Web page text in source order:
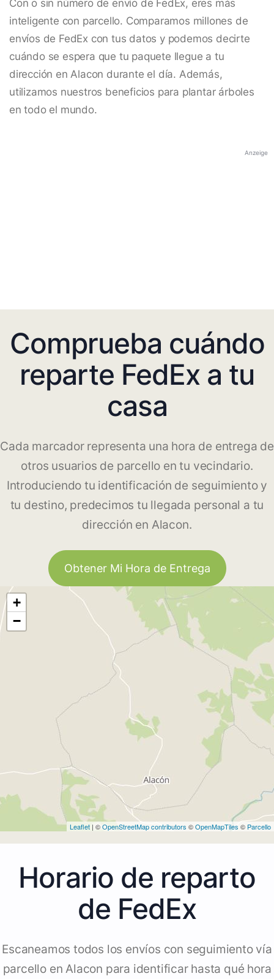
Con o sin número de envío de FedEx, eres más
inteligente con parcello. Comparamos millones de
envíos de FedEx con tus datos y podemos decirte
cuándo se espera que tu paquete llegue a tu
dirección en Alacon durante el día. Además,
utilizamos nuestros beneficios para plantar árboles
en todo el mundo.
Anzeige
Comprueba cuándo
reparte FedEx a tu
casa
Cada marcador representa una hora de entrega de
otros usuarios de parcello en tu vecindario.
Introduciendo tu identificación de seguimiento y
tu destino, predecimos tu llegada personal a tu
dirección en Alacon.
Obtener Mi Hora de Entrega
+
−
Leaflet | ©OpenStreetMap contributors ©OpenMapTiles © Parcello
Horario de reparto
de FedEx
Escaneamos todos los envíos con seguimiento vía
parcello en Alacon para identificar hasta qué hora